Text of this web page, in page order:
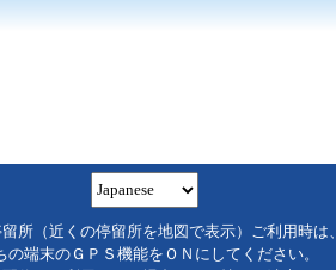
所（近くの停留所を地図で表示）ご利用時は、
端末のＧＰＳ機能をＯＮにしてください。